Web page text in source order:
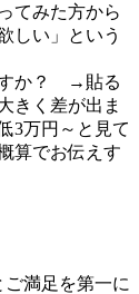
てみた方から
しい」という
すか？ →貼る
きく差が出ま
3万円～と見て
算でお伝えす
満足を第一に